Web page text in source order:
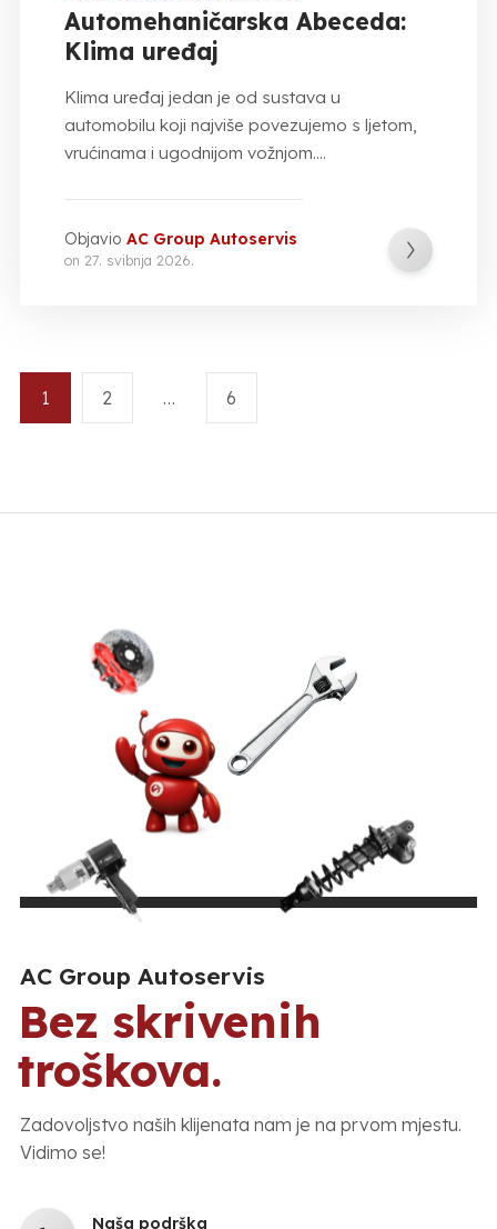
Automehaničarska Abeceda:
Klima uređaj
Klima uređaj jedan je od sustava u
automobilu koji najviše povezujemo s ljetom,
vrućinama i ugodnijom vožnjom....
Objavio AC Group Autoservis
on 27. svibnja 2026.
1 2 … 6
AC Group Autoservis
Bez skrivenih
troškova.
Zadovoljstvo naših klijenata nam je na prvom mjestu.
Vidimo se!
Naša podrška